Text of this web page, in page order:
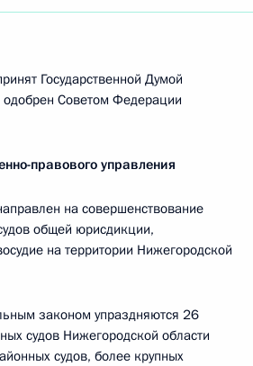
Государственной Думой
Советом Федерации
правового управления
на совершенствование
общей юрисдикции,
на территории Нижегородской
законом упраздняются 26
судов Нижегородской области
судов, более крупных